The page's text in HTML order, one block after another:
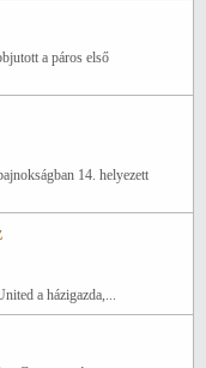
a páros első
14. helyezett
a házigazda,...